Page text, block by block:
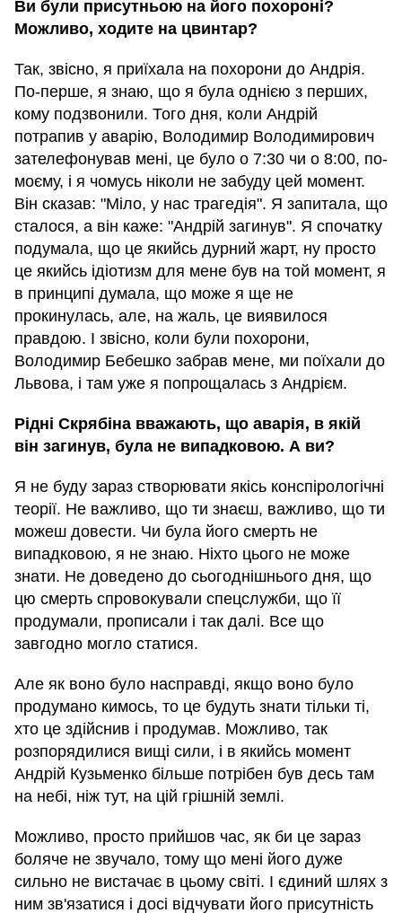
Ви були присутньою на його похороні?
Можливо, ходите на цвинтар?
Так, звісно, я приїхала на похорони до Андрія.
По-перше, я знаю, що я була однією з перших,
кому подзвонили. Того дня, коли Андрій
потрапив у аварію, Володимир Володимирович
зателефонував мені, це було о 7:30 чи о 8:00, по-
моєму, і я чомусь ніколи не забуду цей момент.
Він сказав: "Міло, у нас трагедія". Я запитала, що
сталося, а він каже: "Андрій загинув". Я спочатку
подумала, що це якийсь дурний жарт, ну просто
це якийсь ідіотизм для мене був на той момент, я
в принципі думала, що може я ще не
прокинулась, але, на жаль, це виявилося
правдою. І звісно, коли були похорони,
Володимир Бебешко забрав мене, ми поїхали до
Львова, і там уже я попрощалась з Андрієм.
Рідні Скрябіна вважають, що аварія, в якій
він загинув, була не випадковою. А ви?
Я не буду зараз створювати якісь конспірологічні
теорії. Не важливо, що ти знаєш, важливо, що ти
можеш довести. Чи була його смерть не
випадковою, я не знаю. Ніхто цього не може
знати. Не доведено до сьогоднішнього дня, що
цю смерть спровокували спецслужби, що її
продумали, прописали і так далі. Все що
завгодно могло статися.
Але як воно було насправді, якщо воно було
продумано кимось, то це будуть знати тільки ті,
хто це здійснив і продумав. Можливо, так
розпорядилися вищі сили, і в якийсь момент
Андрій Кузьменко більше потрібен був десь там
на небі, ніж тут, на цій грішній землі.
Можливо, просто прийшов час, як би це зараз
боляче не звучало, тому що мені його дуже
сильно не вистачає в цьому світі. І єдиний шлях з
ним зв'язатися і досі відчувати його присутність